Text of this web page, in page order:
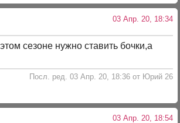
03 Апр. 20, 18:34
сезоне нужно ставить бочки,а
Посл. ред. 03 Апр. 20, 18:36 от Юрий 26
03 Апр. 20, 18:54